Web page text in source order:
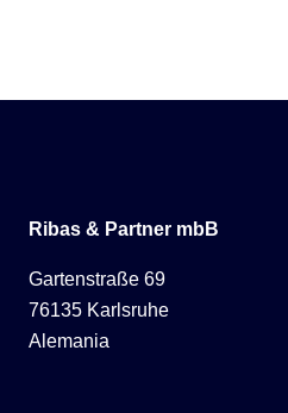
Ribas & Partner mbB
Gartenstraße 69
76135 Karlsruhe
Alemania